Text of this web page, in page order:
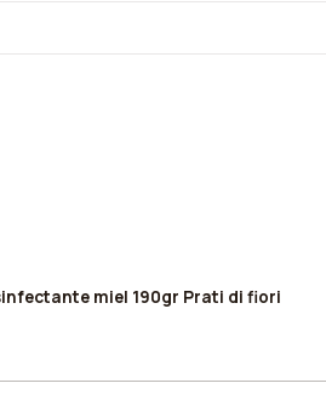
miel 190gr Prati di fiori